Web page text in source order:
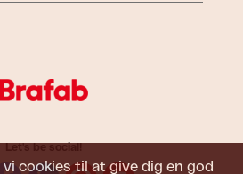
vi cookies til at give dig en god
Let's be social!